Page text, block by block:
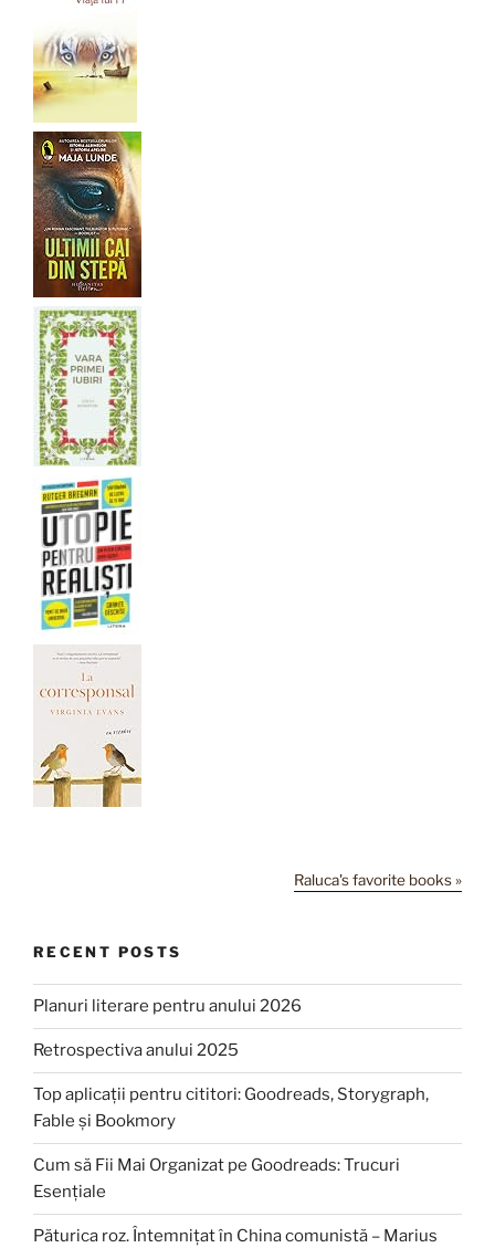
Raluca's favorite books »
RECENT POSTS
Planuri literare pentru anului 2026
Retrospectiva anului 2025
Top aplicații pentru cititori: Goodreads, Storygraph,
Fable și Bookmory
Cum să Fii Mai Organizat pe Goodreads: Trucuri
Esențiale
Păturica roz. Întemnițat în China comunistă – Marius